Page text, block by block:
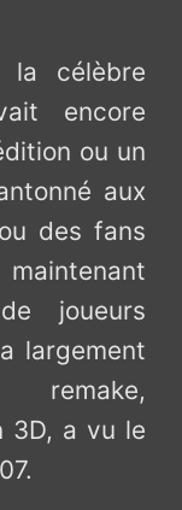
la célèbre
encore
ou un
aux
des fans
joueurs
largement
3D, a vu le